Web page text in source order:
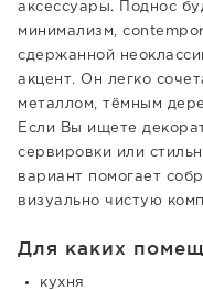
аксессуары. Поднос
минимализм,
сдержанной
акцент. Он легко
металлом, тёмным
Если Вы ищете
сервировки или
вариант помогает
визуально чистую
Для каких
кухня